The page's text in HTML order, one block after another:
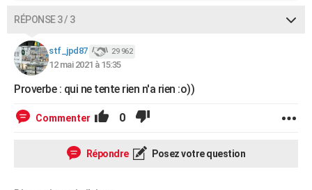
RÉPONSE 3 / 3
stf_jpd87 29 962
12 mai 2021 à 15:35
Proverbe : qui ne tente rien n'a rien :o))
Commenter 0
Répondre Posez votre question